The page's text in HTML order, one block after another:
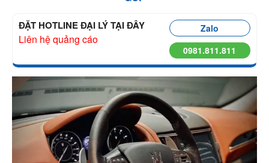
ĐẶT HOTLINE ĐẠI LÝ TẠI ĐÂY
Liên hệ quảng cáo
Zalo
0981.811.811